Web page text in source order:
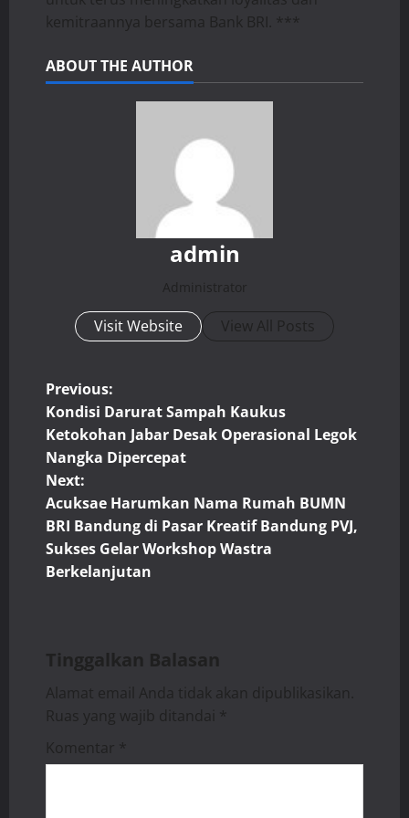
kemitraannya bersama Bank BRI. ***
ABOUT THE AUTHOR
admin
Administrator
Visit Website View All Posts
P
o
s
t
n
a
i
g
a
Previous:
Kondisi Darurat Sampah Kaukus
Ketokohan Jabar Desak Operasional Legok
Nangka Dipercepat
Next:
Acuksae Harumkan Nama Rumah BUMN
BRI Bandung di Pasar Kreatif Bandung PVJ,
Sukses Gelar Workshop Wastra
Berkelanjutan
Tinggalkan Balasan
Alamat email Anda tidak akan dipublikasikan.
Ruas yang wajib ditandai
*
Komentar *